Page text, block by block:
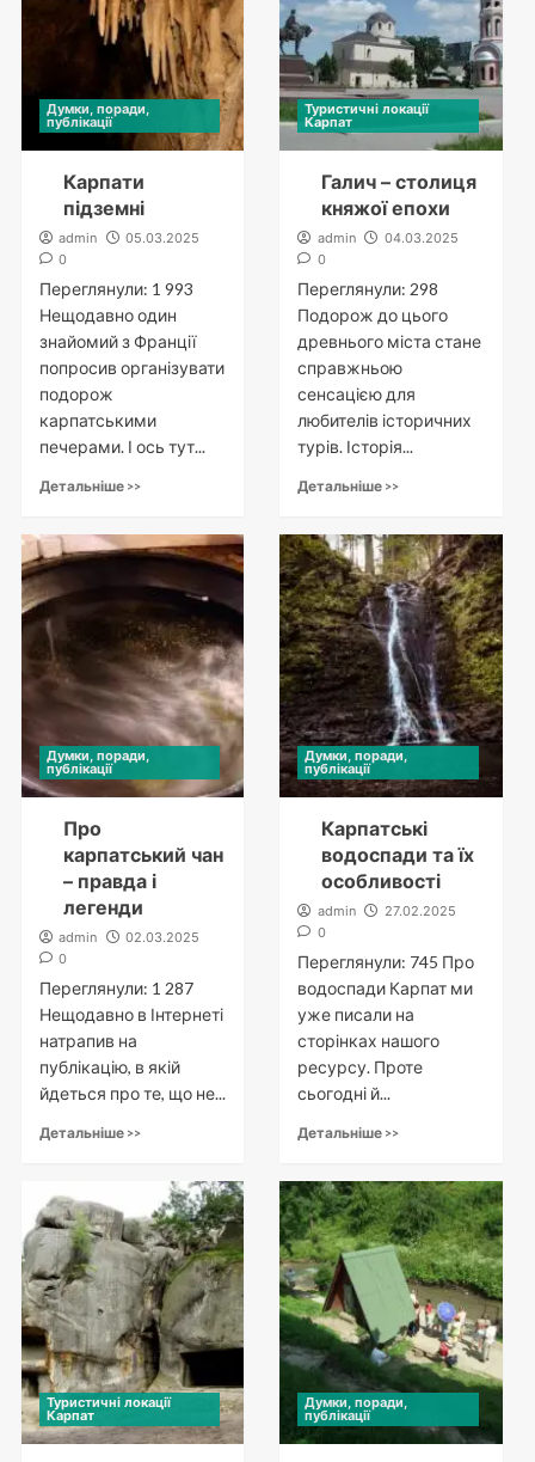
Думки, поради,
публікації
Карпати
підземні
admin
05.03.2025
0
Переглянули: 1 993
Нещодавно один
знайомий з Франції
попросив організувати
подорож
карпатськими
печерами. І ось тут...
Детальніше >>
Туристичні локації
Карпат
Галич – столиця
княжої епохи
admin
04.03.2025
0
Переглянули: 298
Подорож до цього
древнього міста стане
справжньою
сенсацією для
любителів історичних
турів. Історія...
Детальніше >>
Думки, поради,
публікації
Про
карпатський чан
– правда і
легенди
admin
02.03.2025
0
Переглянули: 1 287
Нещодавно в Інтернеті
натрапив на
публікацію, в якій
йдеться про те, що не...
Детальніше >>
Думки, поради,
публікації
Карпатські
водоспади та їх
особливості
admin
27.02.2025
0
Переглянули: 745 Про
водоспади Карпат ми
уже писали на
сторінках нашого
ресурсу. Проте
сьогодні й...
Детальніше >>
Туристичні локації
Карпат
Думки, поради,
публікації